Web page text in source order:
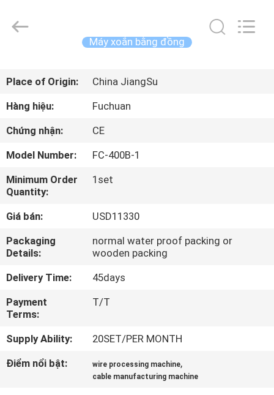
CHỦ
CÁC
SẢN
CHƯƠNG
VR
CHÚNG
TÔI
Kunshan
Fuchuan
Rights
Reserved.
Máy xoắn bằng đồng
Place of Origin:
China JiangSu
Hàng hiệu:
Fuchuan
Chứng nhận:
CE
Model Number:
FC-400B-1
Minimum Order
Quantity:
1set
Giá bán:
USD11330
Packaging
Details:
normal water proof packing or
wooden packing
Delivery Time:
45days
Payment
Terms:
T/T
Supply Ability:
20SET/PER MONTH
Điểm nổi bật:
wire processing machine,
cable manufacturing machine